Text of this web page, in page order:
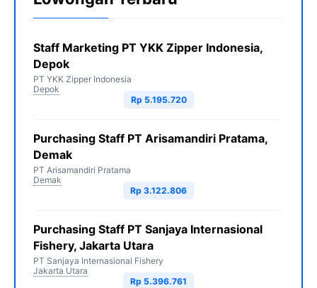
Staff Marketing PT YKK Zipper Indonesia,
Depok
PT YKK Zipper Indonesia
Depok
Rp 5.195.720
Purchasing Staff PT Arisamandiri Pratama,
Demak
PT Arisamandiri Pratama
Demak
Rp 3.122.806
Purchasing Staff PT Sanjaya Internasional
Fishery, Jakarta Utara
PT Sanjaya Internasional Fishery
Jakarta Utara
Rp 5.396.761